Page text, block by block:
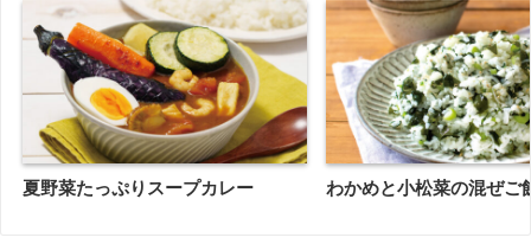
夏野菜たっぷりスープカレー わかめと小松菜の混ぜご